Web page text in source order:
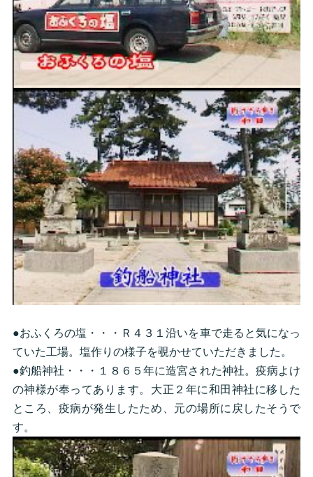
●おふくろの塩・・・Ｒ４３１沿いを車で走ると気になっ
ていた工場。塩作りの様子を覗かせていただきました。
●釣船神社・・・１８６５年に造宮された神社。疫病よけ
の神様が奉ってあります。大正２年に和田神社に移した
ところ、疫病が発生したため、元の場所に戻したそうで
す。